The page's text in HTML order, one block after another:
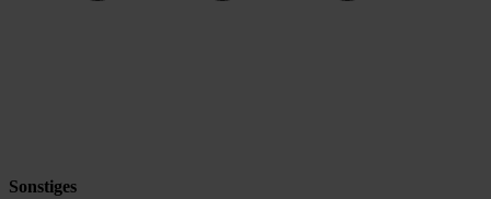
Sonstiges